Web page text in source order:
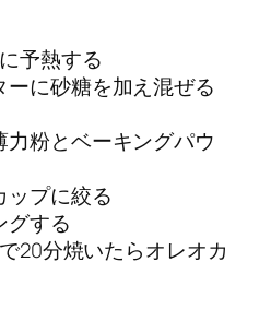
予熱する
に砂糖を加え混ぜる
粉とベーキングパウ
プに絞る
する
20分焼いたらオレオカ